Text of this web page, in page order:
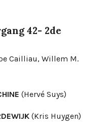
42- 2de
Cailliau, Willem M.
(Hervé Suys)
(Kris Huygen)